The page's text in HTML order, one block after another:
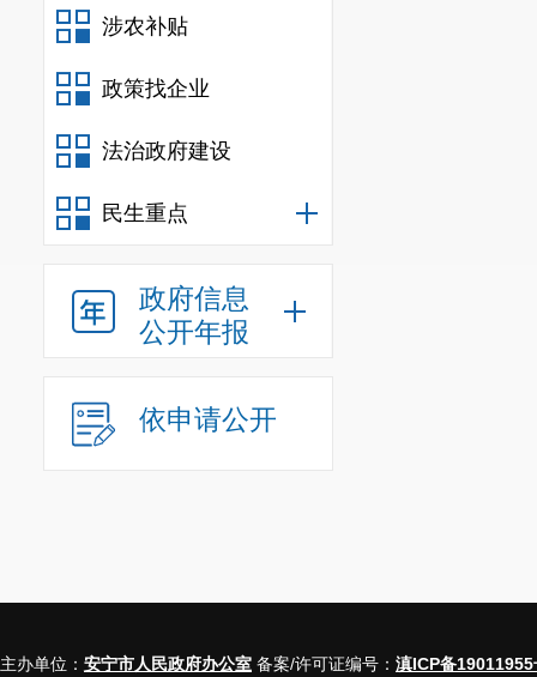
涉农补贴
政策找企业
法治政府建设
民生重点
政府信息
公开年报
依申请公开
年度办
（四）
供
主办单位： 安宁市人民政府办公室 备案/许可证编号： 滇ICP备